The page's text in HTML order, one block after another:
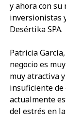
y ahora con su
inversionistas
Desértika SPA.
Patricia
negocio es
muy atractiva
insuficiente de
actualmente
del estrés en